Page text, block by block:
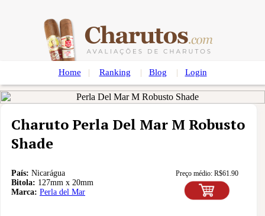
Home | Ranking | Blog | Login
Charuto Perla Del Mar M Robusto
Shade
País: Nicarágua
Bitola: 127mm x 20mm
Marca: Perla del Mar
Preço médio: R$61.90